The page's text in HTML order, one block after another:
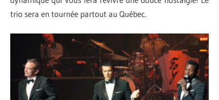
trio sera en tournée partout au Québec.